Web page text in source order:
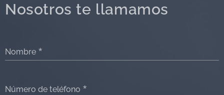
Nosotros te llamamos
Nombre
Número de teléfono